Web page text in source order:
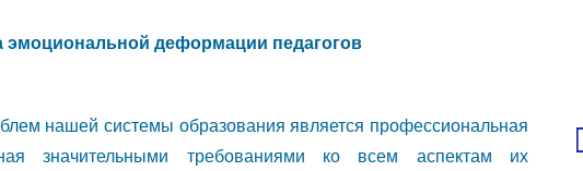
эмоциональной деформации педагогов
нашей системы образования является профессиональная
значительными требованиями ко всем аспектам их